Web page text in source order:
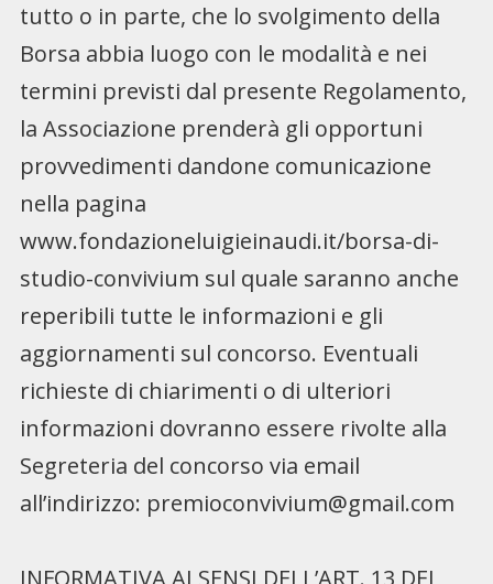
tutto o in parte, che lo svolgimento della
Borsa abbia luogo con le modalità e nei
termini previsti dal presente Regolamento,
la Associazione prenderà gli opportuni
provvedimenti dandone comunicazione
nella pagina
www.fondazioneluigieinaudi.it/borsa-di-
studio-convivium sul quale saranno anche
reperibili tutte le informazioni e gli
aggiornamenti sul concorso. Eventuali
richieste di chiarimenti o di ulteriori
informazioni dovranno essere rivolte alla
Segreteria del concorso via email
all’indirizzo: premioconvivium@gmail.com
INFORMATIVA AI SENSI DELL’ART. 13 DEL